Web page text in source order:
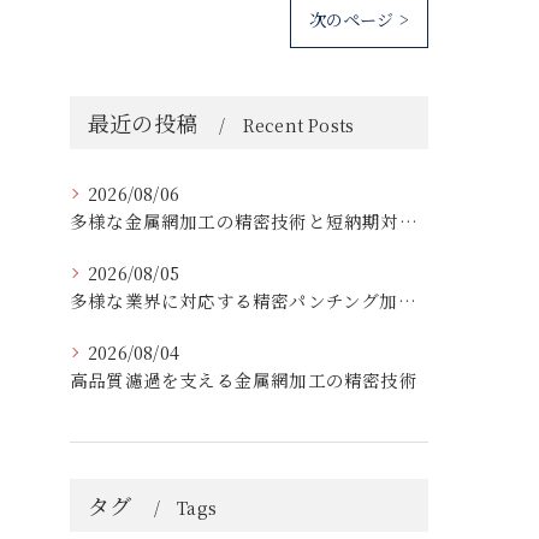
次のページ >
最近の投稿 Recent Posts
2026/08/06
多様な金属網加工の精密技術と短納期対応の実例
2026/08/05
多様な業界に対応する精密パンチング加工の実践技術
2026/08/04
高品質濾過を支える金属網加工の精密技術
タグ Tags